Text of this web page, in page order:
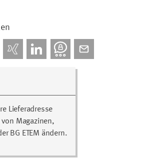
Lieferadresse
Magazinen,
BG ETEM ändern.